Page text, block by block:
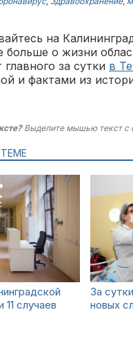
на
больше о жизни
за сутки в
и фактами из
Выделите мышью текст с
случаев
За
новых